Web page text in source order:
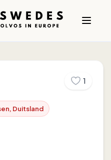
1
Duitsland